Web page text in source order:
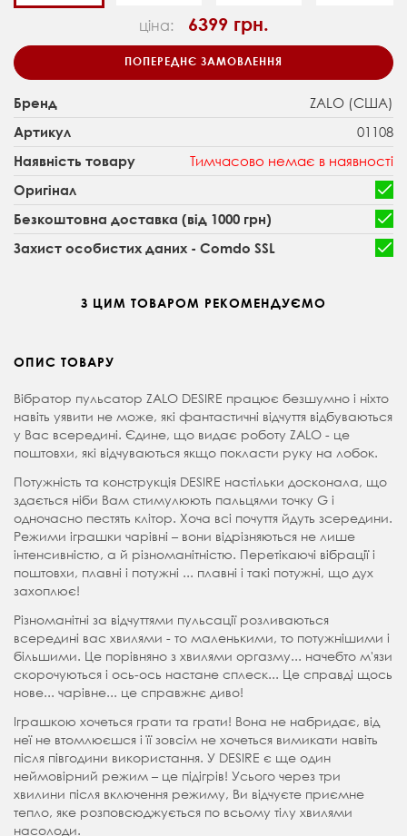
ціна: 6399 грн.
ПОПЕРЕДНЄ ЗАМОВЛЕННЯ
Бренд ZALO (США)
Артикул 01108
Наявність товару Тимчасово немає в наявності
Оригінал
Безкоштовна доставка (від 1000 грн)
Захист особистих даних - Comdo SSL
З ЦИМ ТОВАРОМ РЕКОМЕНДУЄМО
ОПИС ТОВАРУ
Вібратор пульсатор ZALO DESIRE працює безшумно і ніхто
навіть уявити не може, які фантастичні відчуття відбуваються
у Вас всередині. Єдине, що видає роботу ZALO - це
поштовхи, які відчуваються якщо покласти руку на лобок.
Потужність та конструкція DESIRE настільки досконала, що
здається ніби Вам стимулюють пальцями точку G і
одночасно пестять клітор. Хоча всі почуття йдуть зсередини.
Режими іграшки чарівні – вони відрізняються не лише
інтенсивністю, а й різноманітністю. Перетікаючі вібрації і
поштовхи, плавні і потужні ... плавні і такі потужні, що дух
захоплює!
Різноманітні за відчуттями пульсації розливаються
всередині вас хвилями - то маленькими, то потужнішими і
більшими. Це порівняно з хвилями оргазму... начебто м'язи
скорочуються і ось-ось настане сплеск... Це справді щось
нове... чарівне... це справжнє диво!
Іграшкою хочеться грати та грати! Вона не набридає, від
неї не втомлюєшся і її зовсім не хочеться вимикати навіть
після півгодини використання. У DESIRE є ще один
неймовірний режим – це підігрів! Усього через три
хвилини після включення режиму, Ви відчуєте приємне
тепло, яке розповсюджується по всьому тілу хвилями
насолоди.